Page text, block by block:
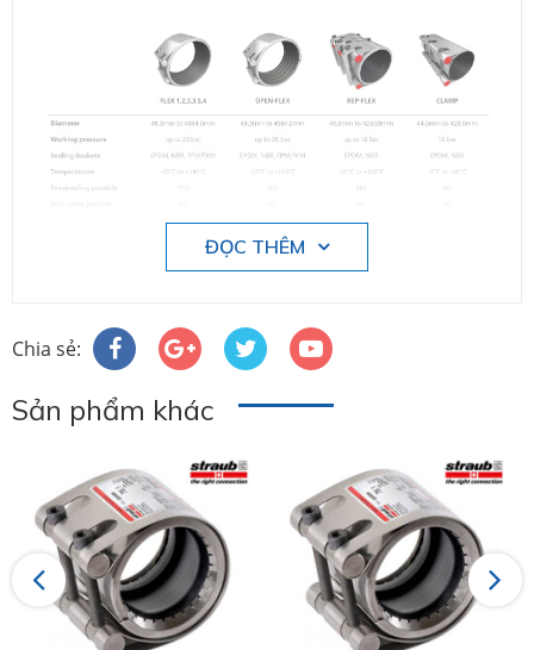
ĐỌC THÊM
Chia sẻ:
Sản phẩm khác
Previous Next